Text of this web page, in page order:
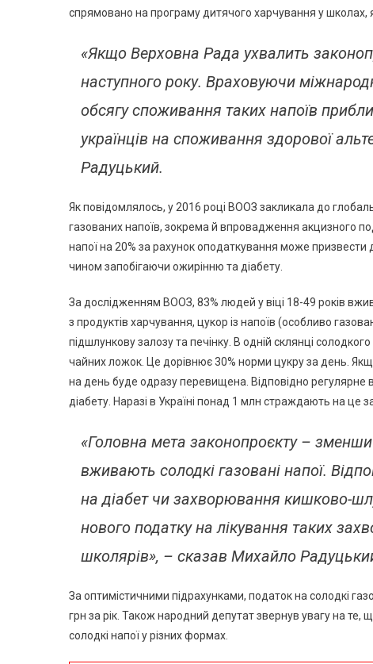
спрямовано на програму дитячого харчування у школах,
«Якщо Верховна Рада ухвалить
наступного року. Враховуючи
обсягу споживання таких напоїв
українців на споживання здорової
Радуцький.
Як повідомлялось, у 2016 році ВООЗ закликала до
газованих напоїв, зокрема й впровадження акцизного
напої на 20% за рахунок оподаткування може
чином запобігаючи ожирінню та діабету.
За дослідженням ВООЗ, 83% людей у віці 18-49 років
з продуктів харчування, цукор із напоїв (особливо
підшлункову залозу та печінку. В одній склянці
чайних ложок. Це дорівнює 30% норми цукру за день.
на день буде одразу перевищена. Відповідно
діабету. Наразі в Україні понад 1 млн страждають на це
«Головна мета законопроєкту –
вживають солодкі газовані напої.
на діабет чи захворювання кишково-
нового податку на лікування таких
школярів», – сказав Михайло
За оптимістичними підрахунками, податок на солодкі
грн за рік. Також народний депутат звернув увагу на
солодкі напої у різних формах.